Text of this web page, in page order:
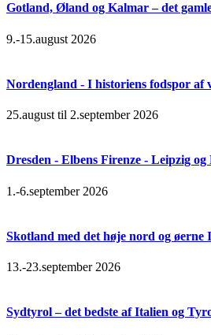
Gotland, Øland og Kalmar – det
9.-15.august 2026
Nordengland - I historiens fodspor af
25.august til 2.september 2026
Dresden - Elbens Firenze - Leipzig
1.-6.september 2026
Skotland med det høje nord og
13.-23.september 2026
Sydtyrol – det bedste af Italien og